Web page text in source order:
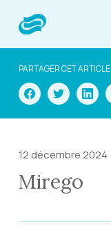
PARTAGER CET ARTICLE
12 décembre 2024
Mirego